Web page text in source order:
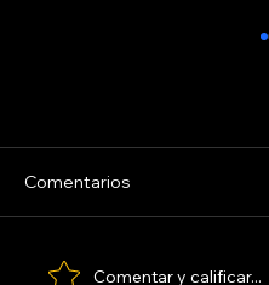
Comentarios
Comentar y calificar...